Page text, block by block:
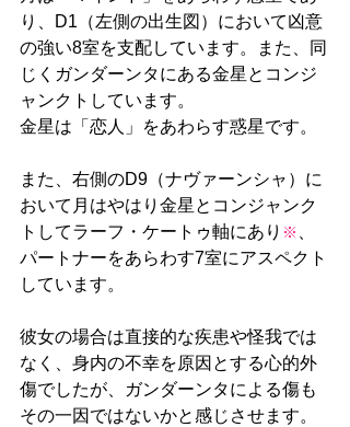
り、D1（左側の出生図）において凶意
の強い8室を支配しています。また、同
じくガンダーンタにある金星とコンジ
ャンクトしています。
金星は「恋人」をあわらす惑星です。
また、右側のD9（ナヴァーンシャ）に
おいて月はやはり金星とコンジャンク
トしてラーフ・ケートゥ軸にあり ※ 、
パートナーをあらわす7室にアスペクト
しています。
彼女の場合は直接的な疾患や怪我では
なく、身内の不幸を原因とする心的外
傷でしたが、ガンダーンタによる傷も
その一因ではないかと感じさせます。